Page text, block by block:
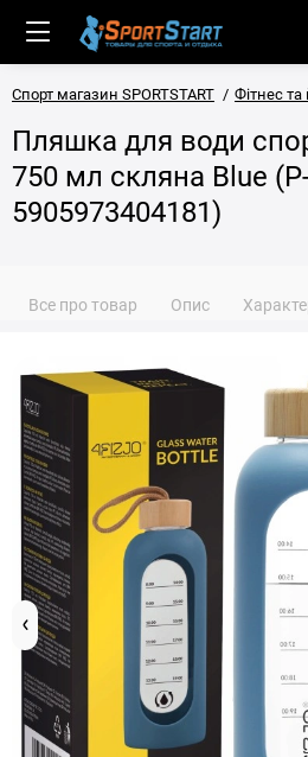
Спорт магазин SPORTSTART Фітнес та
Пляшка для води
750 мл скляна Blue
5905973404181)
Все про товар Опис